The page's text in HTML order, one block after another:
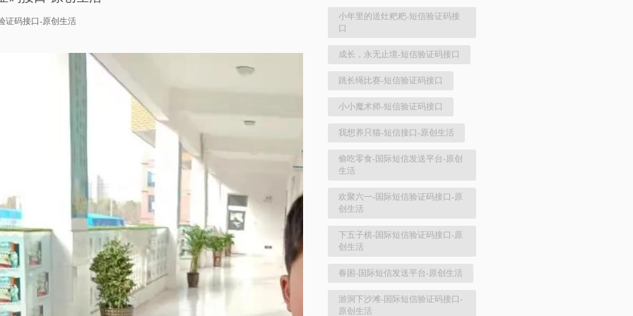
证码接口-原创生活
小年里的送灶粑粑-短信验证码接
口
成长，永无止境-短信验证码接口
跳长绳比赛-短信验证码接口
小小魔术师-短信验证码接口
我想养只猫-短信接口-原创生活
偷吃零食-国际短信发送平台-原创
生活
欢聚六一-国际短信验证码接口-原
创生活
下五子棋-国际短信验证码接口-原
创生活
春困-国际短信发送平台-原创生活
游洞下沙滩-国际短信验证码接口-
原创生活